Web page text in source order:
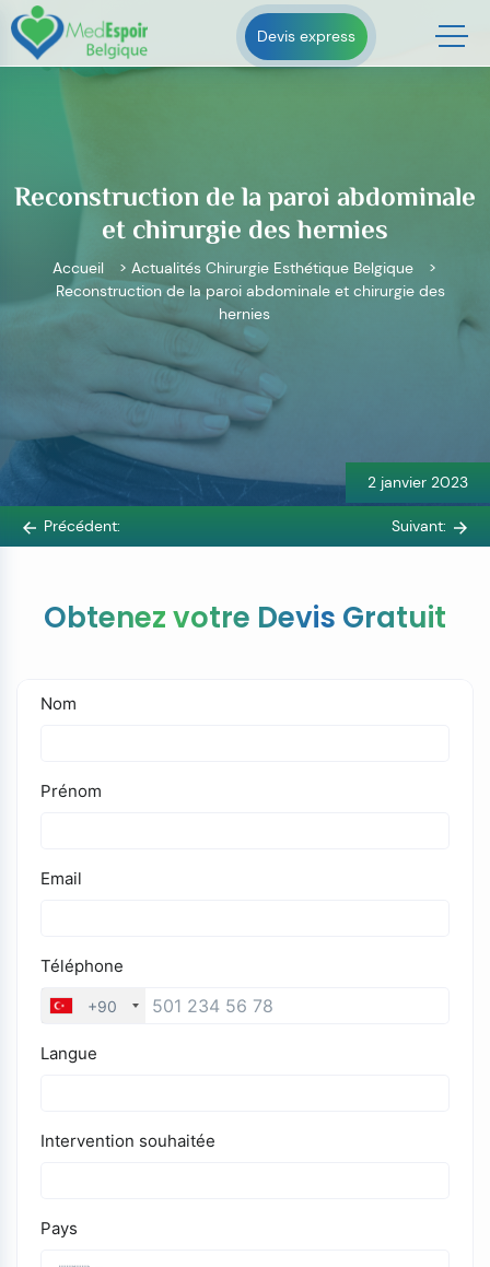
Skip
to
content
Devis express
Reconstruction de la paroi abdominale
et chirurgie des hernies
Accueil > Actualités Chirurgie Esthétique Belgique
>
Reconstruction de la paroi abdominale et chirurgie des
hernies
2 janvier 2023
Navigation
l’article
Précédent: Suivant:
Obtenez votre Devis Gratuit